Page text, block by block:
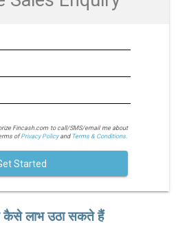
Fincash.com to call/SMS/email me about
ofPrivacy Policyand Terms & Conditions.
Started
कैसे लाभ उठा सकते हैं